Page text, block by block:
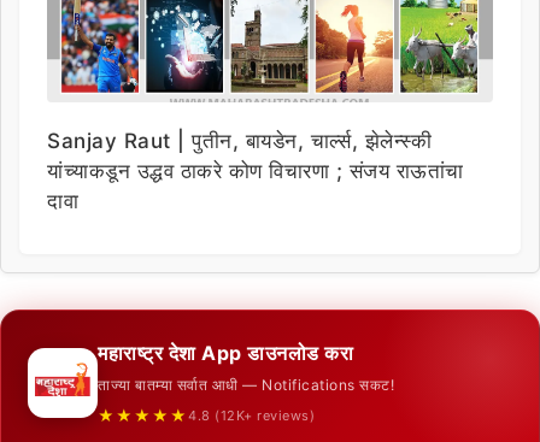
Sanjay Raut | पुतीन, बायडेन, चार्ल्स, झेलेन्स्की
यांच्याकडून उद्धव ठाकरे कोण विचारणा ; संजय राऊतांचा
दावा
महाराष्ट्र देशा App डाउनलोड करा
ताज्या बातम्या सर्वात आधी — Notifications सकट!
★★★★★ 4.8 (12K+ reviews)